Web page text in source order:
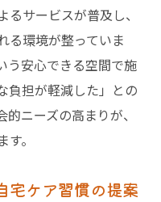
サービスが普及し、
る環境が整っていま
う安心できる空間で施
負担が軽減した」との
ニーズの高まりが、
。
宅ケア習慣の提案